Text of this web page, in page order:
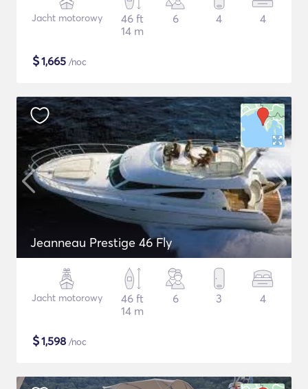
Jacht motorowy
46 ft
14 m
6 4 4
$1,665 /noc
Jeanneau Prestige 46 Fly
Jacht motorowy
46 ft
14 m
6 3 4
$1,598 /noc